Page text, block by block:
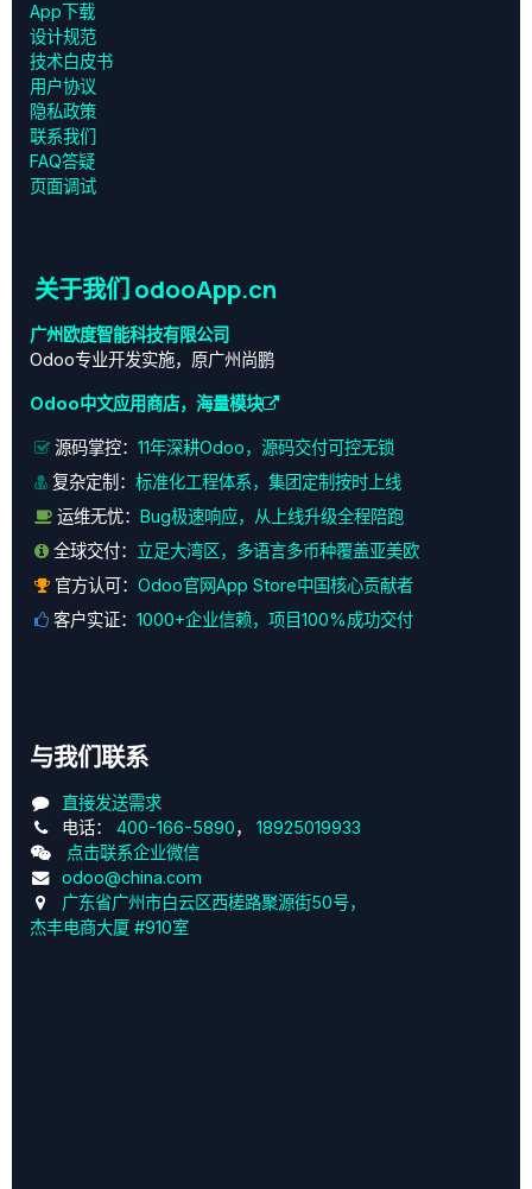
App下载
设计规范
技术白皮书
用户协议
‎隐私政策‎
联系我们
FAQ答疑
页面调试
关于我们 odooApp.cn
广州欧度智能科技有限公司
Odoo专业开发实施，原广州尚鹏
Odoo中文应用商店，海量模块
源码掌控： 11年深耕Odoo，源码交付可控无锁
复杂定制： 标准化工程体系，集团定制按时上线
运维无忧：
Bug极速响应，从上线升级全程陪跑
全球交付： 立足大湾区，多语言多币种覆盖亚美欧
官方认可： Odoo官网App Store中国核心贡献者
客户实证： 1000+企业信赖，项目100%成功交付
与我们联系
直接发送需求
电话： 400-166-5890， 18925019933
点击联系企业微信
odoo@china.com
广东省广州市白云区西槎路聚源街50号，
杰丰电商大厦 #910室